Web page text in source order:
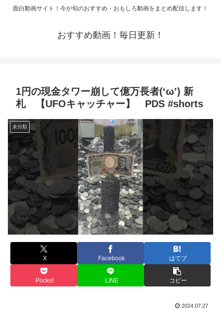
面白動画サイト！今が旬のおすすめ・おもしろ動画をまとめ配信します！
おすすめ動画！毎日更新！
1円の現金タワー崩して億万長者(‘ω’) 新
札 【UFOキャッチャー】 PDS #shorts
未分類
X Facebook はてブ
Pocket LINE コピー
2024.07.27